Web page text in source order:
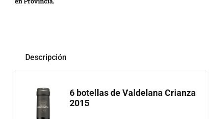
Descripción
6 botellas de Valdelana Crianza
2015